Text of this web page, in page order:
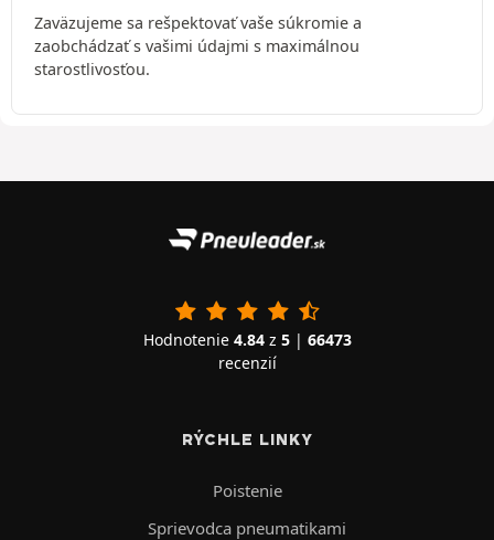
Zaväzujeme sa rešpektovať vaše súkromie a
zaobchádzať s vašimi údajmi s maximálnou
starostlivosťou.
Hodnotenie 4.84z 5| 66473
recenzií
RÝCHLE LINKY
Poistenie
Sprievodca pneumatikami